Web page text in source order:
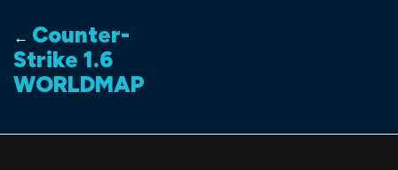
← Counter-
Strike 1.6
WORLDMAP